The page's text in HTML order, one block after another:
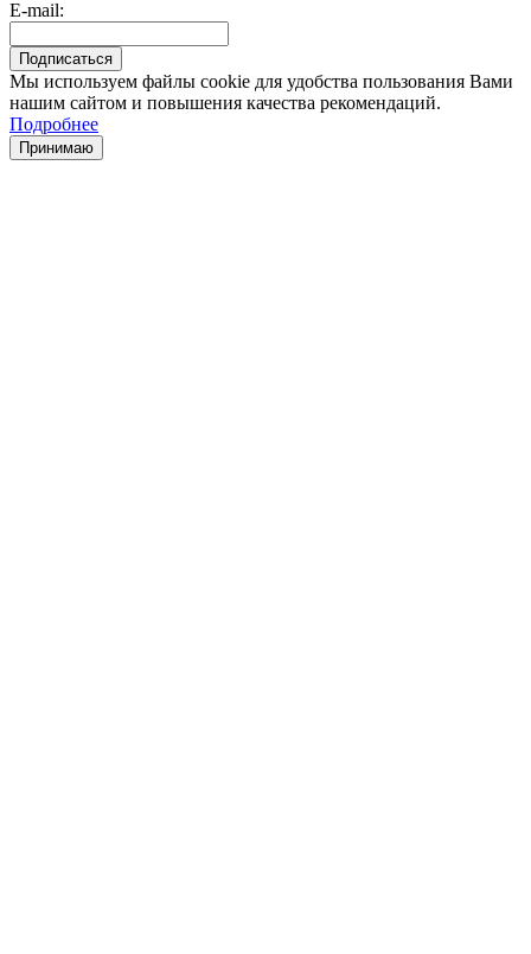
E-mail:
Мы используем файлы cookie для удобства пользования Вами
нашим сайтом и повышения качества рекомендаций.
Подробнее
Принимаю